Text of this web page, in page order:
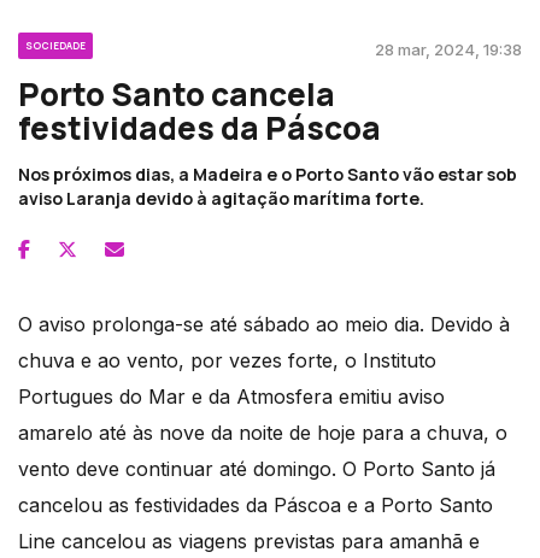
SOCIEDADE 28 mar, 2024, 19:38
Porto Santo cancela
festividades da Páscoa
Nos próximos dias, a Madeira e o Porto Santo vão estar sob
aviso Laranja devido à agitação marítima forte.
O aviso prolonga-se até sábado ao meio dia. Devido à
chuva e ao vento, por vezes forte, o Instituto
Portugues do Mar e da Atmosfera emitiu aviso
amarelo até às nove da noite de hoje para a chuva, o
vento deve continuar até domingo. O Porto Santo já
cancelou as festividades da Páscoa e a Porto Santo
Line cancelou as viagens previstas para amanhã e